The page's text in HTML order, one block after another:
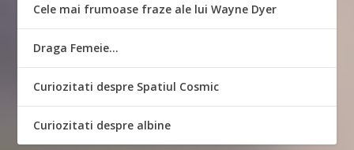
Cele mai frumoase fraze ale lui Wayne Dyer
Draga Femeie…
Curiozitati despre Spatiul Cosmic
Curiozitati despre albine